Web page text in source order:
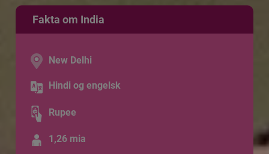
Fakta om India
New Delhi
Hindi og engelsk
Rupee
1,26 mia